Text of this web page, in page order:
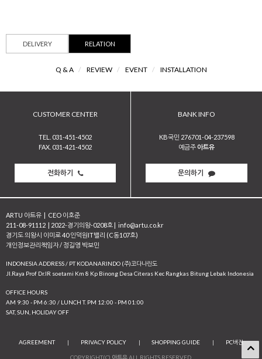
DELIVERY RELATION
Q & A / REVIEW / EVENT / INSTALLATION
CUSTOMER CENTER
TEL. 031-451-4502
FAX. 031-421-4502
전화하기
BANK INFO
KB국민 276701-04-237598
예금주 아트유
문의하기
ARTU 아트유
CEO 이호준
211-08-91112
2022-경기의왕-0208호
info@artu.co.kr
경기도 의왕시 이미로 40 인덕원IT밸리 (C동107호)
개인정보관리책임자 / 정길영 박보민
INDONESIA ADDRESS / PT KODANARINDO (주)코다나린도
JI.Raya Prof Dr.IR soetami Km 8 Kp Binong Desa Citeras Kec Rangkas Bitung Lebak Indonesia
OFFICE HOURS
AM 9:30 - PM 6:30 / LUNCH T. PM 12:00 - PM 01:00
SAT, SUN, HOLIDAY OFF
AGREEMENT | PRIVACY POLICY | SHOPPING GUIDE | PC버전
COPYRIGHT(C) 아트유ALL RIGHTS RESERVED.